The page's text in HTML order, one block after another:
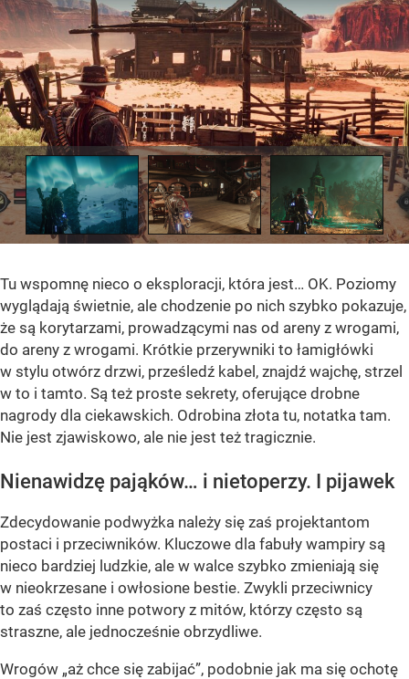
Tu wspomnę nieco o eksploracji, która jest… OK. Poziomy
wyglądają świetnie, ale chodzenie po nich szybko pokazuje,
że są korytarzami, prowadzącymi nas od areny z wrogami,
do areny z wrogami. Krótkie przerywniki to łamigłówki
w stylu otwórz drzwi, prześledź kabel, znajdź wajchę, strzel
w to i tamto. Są też proste sekrety, oferujące drobne
nagrody dla ciekawskich. Odrobina złota tu, notatka tam.
Nie jest zjawiskowo, ale nie jest też tragicznie.
Nienawidzę pająków… i nietoperzy. I pijawek
Zdecydowanie podwyżka należy się zaś projektantom
postaci i przeciwników. Kluczowe dla fabuły wampiry są
nieco bardziej ludzkie, ale w walce szybko zmieniają się
w nieokrzesane i owłosione bestie. Zwykli przeciwnicy
to zaś często inne potwory z mitów, którzy często są
straszne, ale jednocześnie obrzydliwe.
Wrogów „aż chce się zabijać”, podobnie jak ma się ochotę